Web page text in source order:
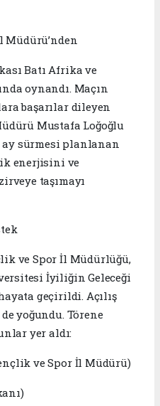
Müdürü’nden
Batı Afrika ve
oynandı. Maçın
başarılar dileyen
Mustafa Loğoğlu
ay sürmesi planlanan
enerjisini ve
taşımayı
ve Spor İl Müdürlüğü,
İyiliğin Geleceği
geçirildi. Açılış
yoğundu. Törene
yer aldı:
ve Spor İl Müdürü)